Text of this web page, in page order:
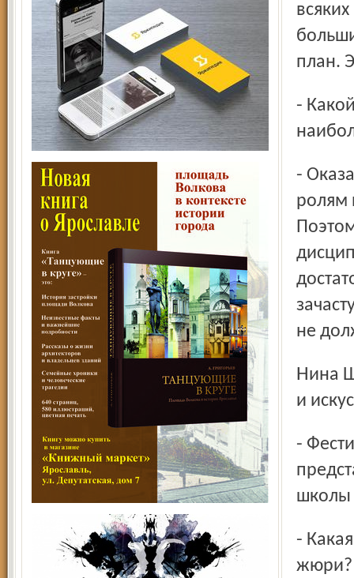
план.
- Какой аспект в работе конференции показался вам
- Оказалось, что многие актеры просто не готовы к своим
ролям
не
Нина ШАЛИМОВА, и. о. профессора кафедры литературы
и
- Фестиваль просто замечательный! На нем была
школы
- Какая работа задела вас за душу как зрителя и члена
жюри?